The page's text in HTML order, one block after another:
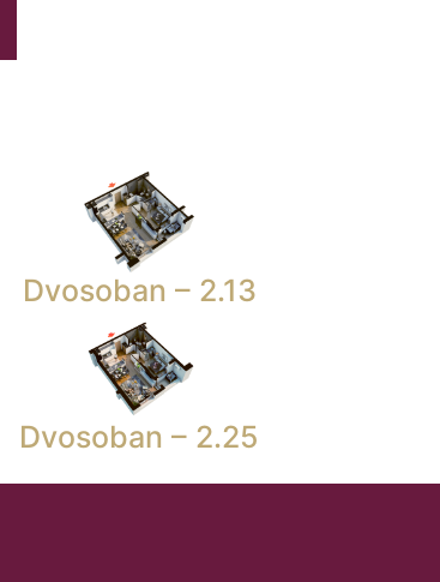
Dvosoban – 2.13
Dvosoban – 2.25